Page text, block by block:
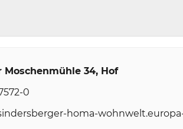
Moschenmühle 34 Hof
0
homa-